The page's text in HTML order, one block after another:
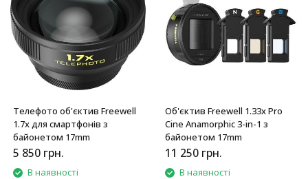
Телефото об'єктив Freewell
1.7x для смартфонів з
байонетом 17mm
5 850 грн.
В наявності
Об'єктив Freewell 1.33x Pro
Cine Anamorphic 3-in-1 з
байонетом 17mm
11 250 грн.
В наявності